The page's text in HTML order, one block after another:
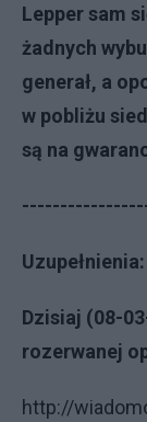
Lepper sam
żadnych
generał, a
w pobliżu
są na
Uzupełnienia:
Dzisiaj (08-
rozerwanej
http://